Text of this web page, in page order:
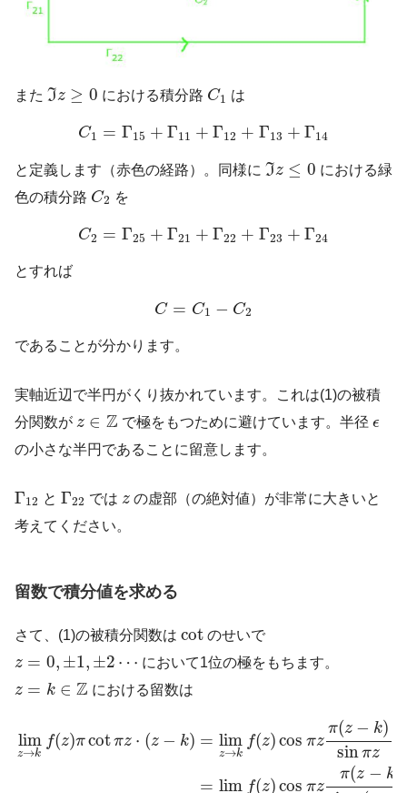
また Iz ≥ 0
Iz 0 における積分路 C1
C1 は
C1 = Γ15 + Γ11 + Γ12 + Γ13 + Γ14
=Γ 15+ Γ11 + Γ12 Γ 13 14
と定義します（赤色の経路）。同様に Iz ≤ 0
Iz 0
における緑
色の積分路 C2
C2 を
C2 = Γ25 + Γ21 + Γ22 + Γ23 + Γ24
=Γ + Γ21 + Γ22 Γ 23 24
とすれば
C = C1 − C2
C C1 2
であることが分かります。
実軸近辺で半円がくり抜かれています。これは(1)の被積
分関数が z ∈ Z
z ∈ Z で極をもつために避けています。半径 ϵ
ϵ
の小さな半円であることに留意します。
Γ12
Γ12 と Γ22
Γ22 では z
zの虚部（の絶対値）が非常に大きいと
考えてください。
留数で積分値を求める
さて、(1)の被積分関数は cot
cot のせいで
z = 0, ±1, ±2 ⋯
z ,± , ±2 ⋯ において1位の極をもちます。
z = k ∈ Z
∈ Z における留数は
lim
z→k
f(z)πcotπz ⋅ (z − k) = lim
z→k
f(z)cos πz
π(z − k)
sinπz
= lim f(z)cos πz
π(z − k
π k )